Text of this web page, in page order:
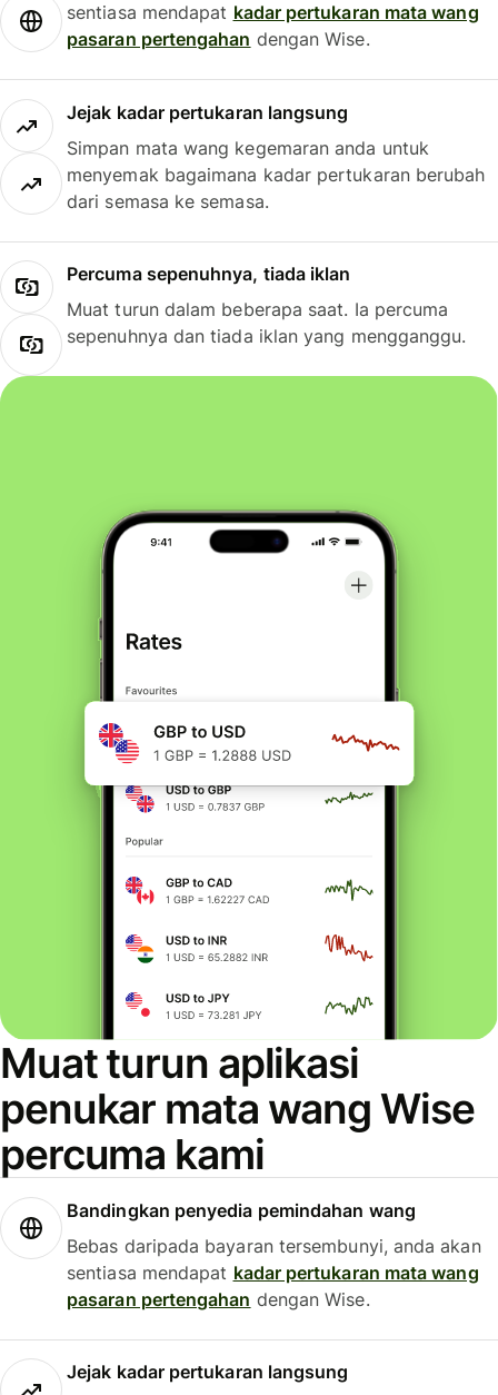
sentiasa mendapat kadar pertukaran mata wang
pasaran pertengahan dengan Wise.
Jejak kadar pertukaran langsung
Simpan mata wang kegemaran anda untuk
menyemak bagaimana kadar pertukaran berubah
dari semasa ke semasa.
Percuma sepenuhnya, tiada iklan
Muat turun dalam beberapa saat. Ia percuma
sepenuhnya dan tiada iklan yang mengganggu.
Muat turun aplikasi
penukar mata wang Wise
percuma kami
Bandingkan penyedia pemindahan wang
Bebas daripada bayaran tersembunyi, anda akan
sentiasa mendapat kadar pertukaran mata wang
pasaran pertengahan dengan Wise.
Jejak kadar pertukaran langsung